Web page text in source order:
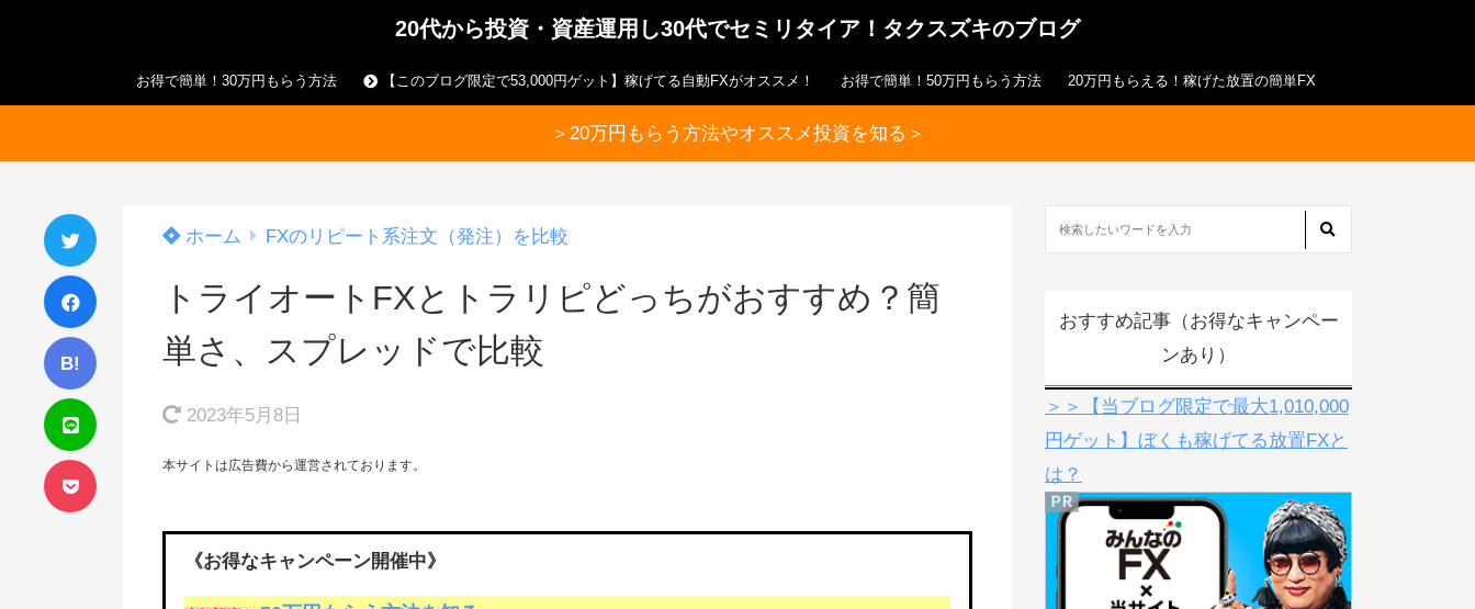
20代から投資・資産運用し30代でセミリタイア！タクスズキのブログ
お得で簡単！30万円もらう方法 【このブログ限定で53,000円ゲット】稼げてる自動FXがオススメ！ お得で簡単！50万円もらう方法 20万円もらえる！稼げた放置の簡単FX
＞20万円もらう方法やオススメ投資を知る＞
B!
ホーム FXのリピート系注文（発注）を比較
トライオートFXとトラリピどっちがおすすめ？簡
単さ、スプレッドで比較
2023年5月8日
本サイトは広告費から運営されております。
《お得なキャンペーン開催中》
おすすめ記事（お得なキャンペー
ンあり）
＞＞【当ブログ限定で最大1,010,000
円ゲット】ぼくも稼げてる放置FXと
は？